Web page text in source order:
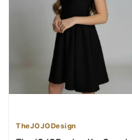
TheJOJODesign